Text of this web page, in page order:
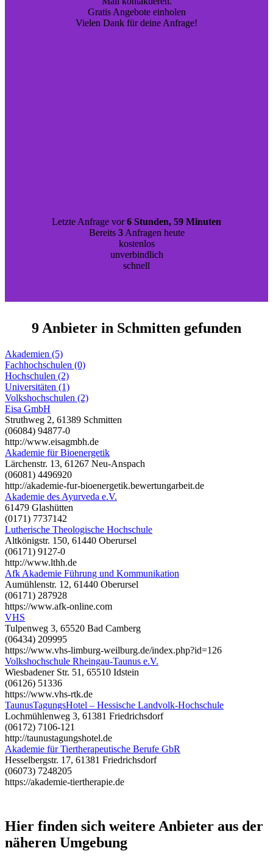
Gratis Angebote einholen
Vielen Dank für deine Anfrage!
Letzte Anfrage vor6 Stunden, 59 Minuten
Bereits 3Anfragen heute
kostenlos
unverbindlich
schnell
9 Anbieter in Schmitten gefunden
Akademien (5)
Fachhochschulen (0)
Hochschulen (2)
Universitäten (1)
Volkshochschulen (2)
Eisa GmbH
Struthweg 2, 61389 Schmitten
(06084) 94877-0
http://www.eisagmbh.de
Akademie für Bioenergetik
Lärchenstr. 13, 61267 Neu-Anspach
(06081) 4496920
http://akademie-fur-bioenergetik.bewertungarbeit.de
Akademie des Ayurveda e.V.
61479 Glashütten
(0171) 7737142
Lutherische Theologische Hochschule
Altkönigstr. 150, 61440 Oberursel
(06171) 9127-0
http://www.lthh.de
Afk Akademie Führung und Kommunikation
Aumühlenstr. 12, 61440 Oberursel
(06171) 287928
https://www.afk-online.com
VHS
Tulpenweg 3, 65520 Bad Camberg
(06434) 209995
https://www.vhs-limburg-weilburg.de/index.php?id=126
Volkshochschule Rheingau-Taunus e.V.
Wiesbadener Str. 51, 65510 Idstein
(06126) 51336
https://www.vhs-rtk.de
TaunusTagungsHotel – Hessische Landvolk-Hochschule
Lochmühlenweg 3, 61381 Friedrichsdorf
(06172) 7106-121
http://taunustagungshotel.de
Akademie für Tiertherapeutische Berufe GbR
Hesselbergstr. 17, 61381 Friedrichsdorf
(06073) 7248205
https://akademie-tiertherapie.de
Hier finden sich weitere Anbieter aus der
näheren Umgebung